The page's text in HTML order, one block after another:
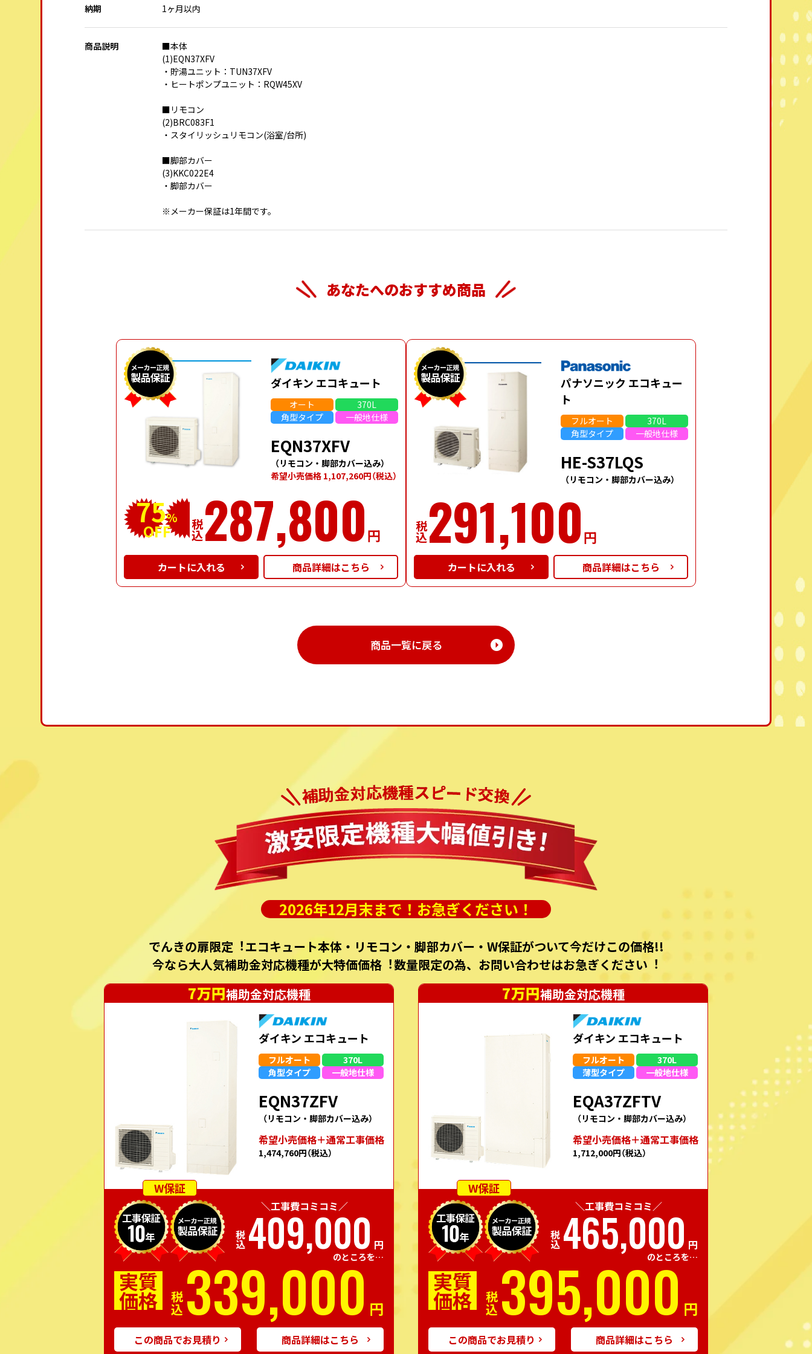
納期 1ヶ月以内
商品説明
■本体
(1)EQN37XFV
・貯湯ユニット：TUN37XFV
・ヒートポンプユニット：RQW45XV
■リモコン
(2)BRC083F1
・スタイリッシュリモコン(浴室/台所)
■脚部カバー
(3)KKC022E4
・脚部カバー
※メーカー保証は1年間です。
あなたへのおすすめ商品
ダイキン エコキュート
オート
370L
角型タイプ 一般地仕様
EQN37XFV
（リモコン・脚部カバー込み）
希望⼩売価格 1,107,260円（税込）
75%
OFF 税込287,800円
商品詳細はこちら
パナソニック エコキュー
ト
フルオート
370L
角型タイプ 一般地仕様
HE-S37LQS
（リモコン・脚部カバー込み）
税込291,100円
商品詳細はこちら
商品一覧に戻る
2026年12月末まで！お急ぎください！
でんきの扉限定︕エコキュート本体・リモコン・脚部カバー・W保証がついて今だけこの価格!!
今なら⼤⼈気補助⾦対応機種が⼤特価価格︕数量限定の為、お問い合わせはお急ぎください︕
7万円補助金対応機種
ダイキン エコキュート
フルオート
370L
角型タイプ 一般地仕様
EQN37ZFV
（リモコン・脚部カバー込み）
希望⼩売価格＋通常⼯事価格
1,474,760円（税込）
W保証
＼工事費コミコミ／
税込409,000 円
のところを…
実質
価格 税込339,000 円
この商品でお見積り 商品詳細はこちら
7万円補助金対応機種
ダイキン エコキュート
フルオート
370L
薄型タイプ 一般地仕様
EQA37ZFTV
（リモコン・脚部カバー込み）
希望⼩売価格＋通常⼯事価格
1,712,000円（税込）
W保証
＼工事費コミコミ／
税込465,000 円
のところを…
実質
価格 税込395,000 円
この商品でお見積り 商品詳細はこちら